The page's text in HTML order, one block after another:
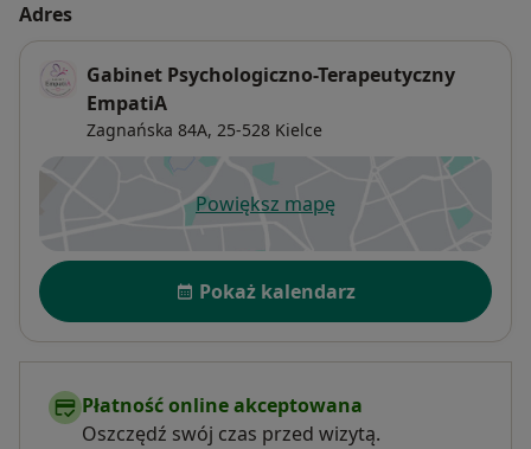
Adres
Gabinet Psychologiczno-Terapeutyczny
EmpatiA
Zagnańska 84A, 25-528 Kielce
Powiększ mapęotwiera się w nowej karcie
Dostępność
Pokaż kalendarz
Płatność online akceptowana
Oszczędź swój czas przed wizytą.